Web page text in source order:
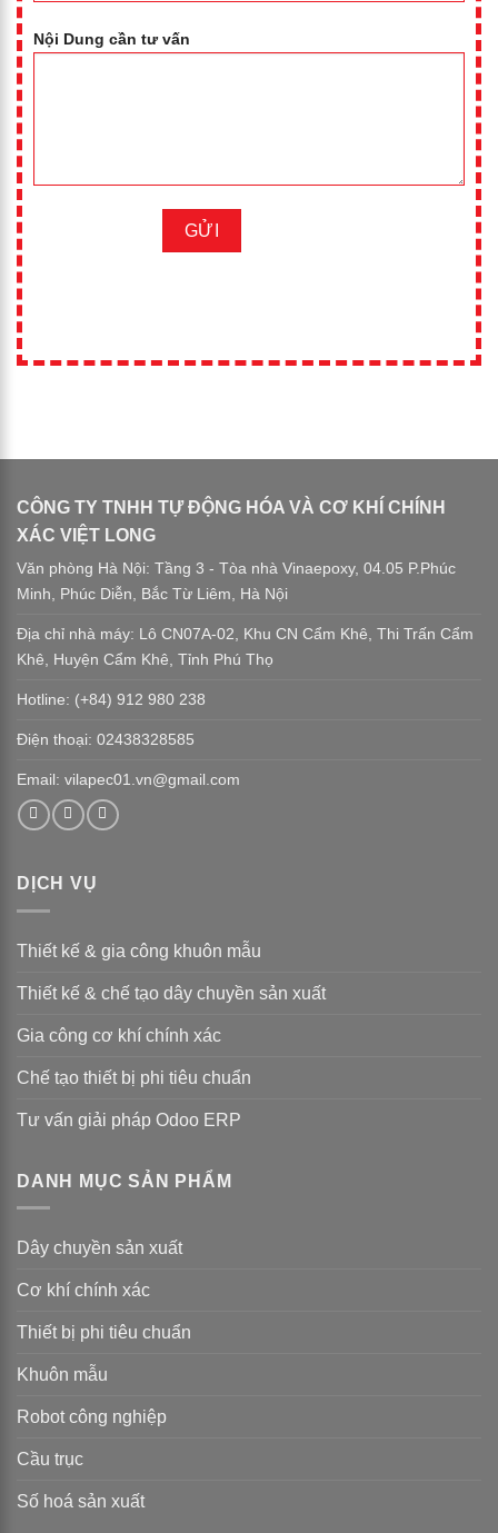
Nội Dung cần tư vấn
CÔNG TY TNHH TỰ ĐỘNG HÓA VÀ CƠ KHÍ CHÍNH
XÁC VIỆT LONG
Văn phòng Hà Nội: Tầng 3 - Tòa nhà Vinaepoxy, 04.05 P.Phúc
Minh, Phúc Diễn, Bắc Từ Liêm, Hà Nội
Địa chỉ nhà máy: Lô CN07A-02, Khu CN Cẩm Khê, Thi Trấn Cẩm
Khê, Huyện Cẩm Khê, Tỉnh Phú Thọ
Hotline: (+84) 912 980 238
Điện thoại: 02438328585
Email: vilapec01.vn@gmail.com
DỊCH VỤ
Thiết kế & gia công khuôn mẫu
Thiết kế & chế tạo dây chuyền sản xuất
Gia công cơ khí chính xác
Chế tạo thiết bị phi tiêu chuẩn
Tư vấn giải pháp Odoo ERP
DANH MỤC SẢN PHẨM
Dây chuyền sản xuất
Cơ khí chính xác
Thiết bị phi tiêu chuẩn
Khuôn mẫu
Robot công nghiệp
Cầu trục
Số hoá sản xuất